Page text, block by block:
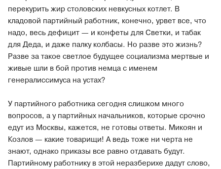
перекурить жир столовских невкусных котлет. В
кладовой партийный работник, конечно, урвет все, что
надо, весь дефицит — и конфеты для Светки, и табак
для Деда, и даже палку колбасы. Но разве это жизнь?
Разве за такое светлое будущее социализма мертвые и
живые шли в бой против немца с именем
генералиссимуса на устах?
У партийного работника сегодня слишком много
вопросов, а у партийных начальников, которые срочно
едут из Москвы, кажется, не готовы ответы. Микоян и
Козлов — какие товарищи! А ведь тоже ни черта не
знают, однако приказы все равно отдавать будут.
Партийному работнику в этой неразберихе дадут слово,